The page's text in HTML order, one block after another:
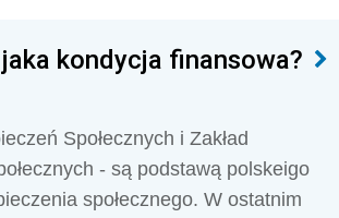
jaka kondycja finansowa?
Społecznych i Zakład
- są podstawą polskeigo
społecznego. W ostatnim